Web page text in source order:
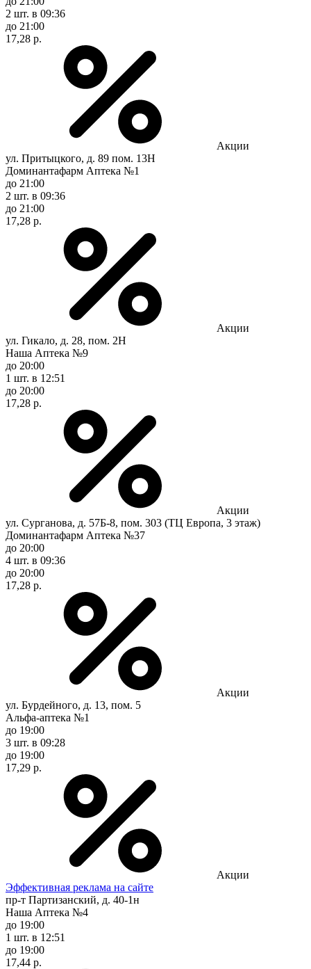
2 шт. в 09:36
до 21:00
17,28 р.
Акции
ул. Притыцкого, д. 89 пом. 13Н
Доминантафарм Аптека №1
до 21:00
2 шт. в 09:36
до 21:00
17,28 р.
Акции
ул. Гикало, д. 28, пом. 2Н
Наша Аптека №9
до 20:00
1 шт. в 12:51
до 20:00
17,28 р.
Акции
ул. Сурганова, д. 57Б-8, пом. 303 (ТЦ Европа, 3 этаж)
Доминантафарм Аптека №37
до 20:00
4 шт. в 09:36
до 20:00
17,28 р.
Акции
ул. Бурдейного, д. 13, пом. 5
Альфа-аптека №1
до 19:00
3 шт. в 09:28
до 19:00
17,29 р.
Акции
Эффективная реклама на сайте
пр-т Партизанский, д. 40-1н
Наша Аптека №4
до 19:00
1 шт. в 12:51
до 19:00
17,44 р.